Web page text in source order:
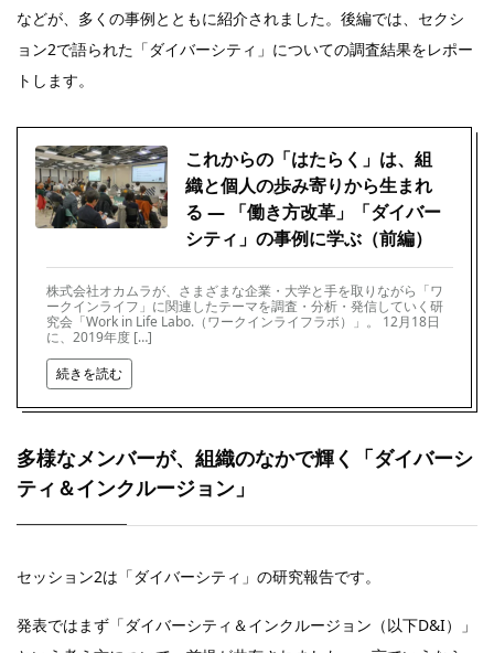
などが、多くの事例とともに紹介されました。後編では、セクシ
ョン2で語られた「ダイバーシティ」についての調査結果をレポー
トします。
これからの「はたらく」は、組
織と個人の歩み寄りから生まれ
る ― 「働き方改革」「ダイバー
シティ」の事例に学ぶ（前編）
株式会社オカムラが、さまざまな企業・大学と手を取りながら「ワ
ークインライフ」に関連したテーマを調査・分析・発信していく研
究会「Work in Life Labo.（ワークインライフラボ）」。 12月18日
に、2019年度 […]
続きを読む
多様なメンバーが、組織のなかで輝く「ダイバーシ
ティ＆インクルージョン」
セッション2は「ダイバーシティ」の研究報告です。
発表ではまず「ダイバーシティ＆インクルージョン（以下D&I）」